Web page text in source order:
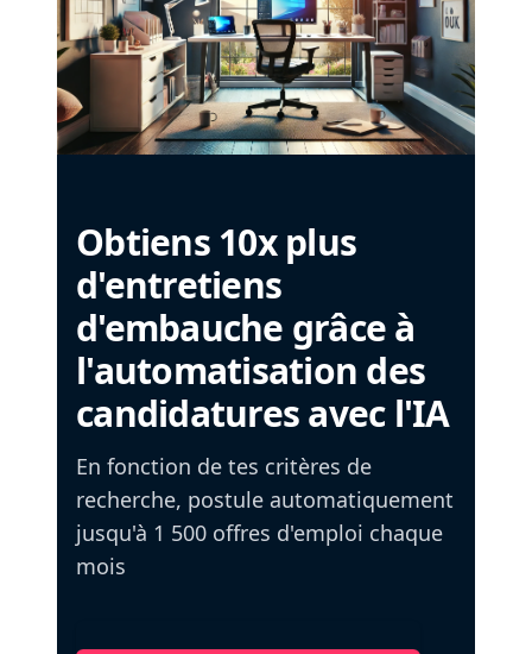
Obtiens 10x plus
d'entretiens
d'embauche grâce à
l'automatisation des
candidatures avec l'IA
En fonction de tes critères de
recherche, postule automatiquement
jusqu'à 1 500 offres d'emploi chaque
mois